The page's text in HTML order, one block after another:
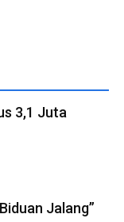
3,1 Juta
Jalang”